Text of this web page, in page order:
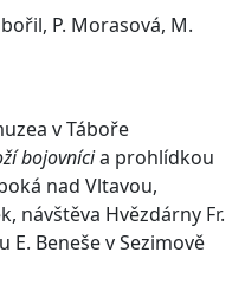
P. Morasová, M.
v Táboře
bojovnícia prohlídkou
nad Vltavou,
návštěva Hvězdárny Fr.
Beneše v Sezimově